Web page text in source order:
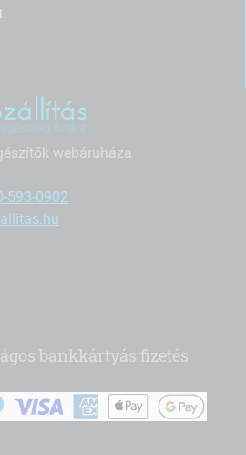
webáruháza
593-0902
bankkártyás fizetés